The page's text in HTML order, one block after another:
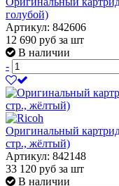
голубой)
Артикул: 842606
12 690 руб за шт
В наличии
-
Оригинальный
стр., жёлтый)
Артикул: 842148
33 120 руб за шт
В наличии